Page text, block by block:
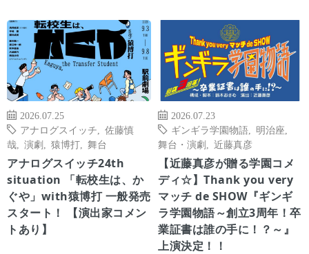
2026.07.25
アナログスイッチ
佐藤慎
哉
演劇 猿博打 舞台
アナログスイッチ24th
situation 「転校生は、か
ぐや」with猿博打 一般発売
スタート！ 【演出家コメン
トあり】
2026.07.23
ギンギラ学園物語
明治座
舞台・演劇
近藤真彦
【近藤真彦が贈る学園コメ
ディ☆】Thank you very
マッチ de SHOW『ギンギ
ラ学園物語～創立3周年！卒
業証書は誰の手に！？～』
上演決定！！